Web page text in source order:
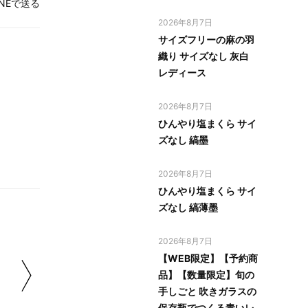
で送る
2026年8月7日
サイズフリーの麻の羽
織り サイズなし 灰白
レディース
2026年8月7日
ひんやり塩まくら サイ
ズなし 縞墨
2026年8月7日
ひんやり塩まくら サイ
ズなし 縞薄墨
2026年8月7日
【WEB限定】【予約商
品】【数量限定】旬の
手しごと 吹きガラスの